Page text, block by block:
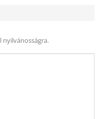
nyilvánosságra.